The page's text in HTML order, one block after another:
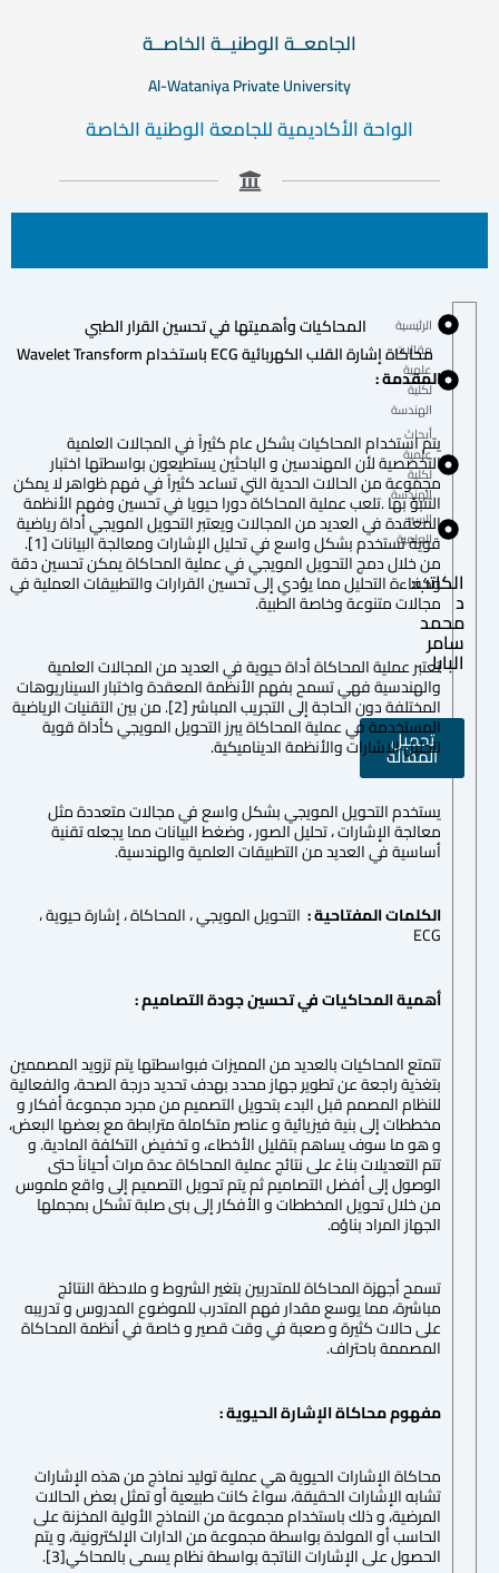
الجامعــة الوطنيــة الخاصــة
Al-Wataniya Private University
الواحة الأكاديمية للجامعة الوطنية الخاصة
الرئيسية
مقالات
علمية
لكلية
الهندسة
أبحاث
علمية
لكلية
الهندسة
السير
العلمية
الكاتب:
د
محمد
سامر
البابا
تحميل
المقالة
المحاكيات وأهميتها في تحسين القرار الطبي
محاكاة إشارة القلب الكهربائية ECG باستخدام Wavelet Transform
المقدمة :
يتم استخدام المحاكيات بشكل عام كثيراً في المجالات العلمية
التخصصية لأن المهندسين و الباحثين يستطيعون بواسطتها اختبار
مجموعة من الحالات الحدية التي تساعد كثيراً في فهم ظواهر لا يمكن
التنبؤ بها .تلعب عملية المحاكاة دورا حيويا في تحسين وفهم الأنظمة
المعقدة في العديد من المجالات ويعتبر التحويل المويجي أداة رياضية
قوية تستخدم بشكل واسع في تحليل الإشارات ومعالجة البيانات [1].
من خلال دمج التحويل المويجي في عملية المحاكاة يمكن تحسين دقة
وكفاءة التحليل مما يؤدي إلى تحسين القرارات والتطبيقات العملية في
مجالات متنوعة وخاصة الطبية.
تعتبر عملية المحاكاة أداة حيوية في العديد من المجالات العلمية
والهندسية فهي تسمح بفهم الأنظمة المعقدة واختبار السيناريوهات
المختلفة دون الحاجة إلى التجريب المباشر [2]. من بين التقنيات الرياضية
المستخدمة في عملية المحاكاة يبرز التحويل المويجي كأداة قوية
لتحليل الإشارات والأنظمة الديناميكية.
يستخدم التحويل المويجي بشكل واسع في مجالات متعددة مثل
معالجة الإشارات ، تحليل الصور ، وضغط البيانات مما يجعله تقنية
أساسية في العديد من التطبيقات العلمية والهندسية.
الكلمات المفتاحية: التحويل المويجي ، المحاكاة ، إشارة حيوية ،
ECG
أهمية المحاكيات في تحسين جودة التصاميم :
تتمتع المحاكيات بالعديد من المميزات فبواسطتها يتم تزويد المصممين
بتغذية راجعة عن تطوير جهاز محدد بهدف تحديد درجة الصحة، والفعالية
للنظام المصمم قبل البدء بتحويل التصميم من مجرد مجموعة أفكار و
مخططات إلى بنية فيزيائية و عناصر متكاملة مترابطة مع بعضها البعض،
و هو ما سوف يساهم بتقليل الأخطاء، و تخفيض التكلفة المادية. و
تتم التعديلات بناءً على نتائج عملية المحاكاة عدة مرات أحياناً حتى
الوصول إلى أفضل التصاميم ثم يتم تحويل التصميم إلى واقع ملموس
من خلال تحويل المخططات و الأفكار إلى بنى صلبة تشكل بمجملها
الجهاز المراد بناؤه.
تسمح أجهزة المحاكاة للمتدربين بتغير الشروط و ملاحظة النتائج
مباشرة، مما يوسع مقدار فهم المتدرب للموضوع المدروس و تدريبه
على حالات كثيرة و صعبة في وقت قصير و خاصة في أنظمة المحاكاة
المصممة باحتراف.
مفهوم محاكاة الإشارة الحيوية :
محاكاة الإشارات الحيوية هي عملية توليد نماذج من هذه الإشارات
تشابه الإشارات الحقيقة، سواءً كانت طبيعية أو تمثل بعض الحالات
المرضية، و ذلك باستخدام مجموعة من النماذج الأولية المخزنة على
الحاسب أو المولدة بواسطة مجموعة من الدارات الإلكترونية، و يتم
الحصول على الإشارات الناتجة بواسطة نظام يسمى بالمحاكي[3].